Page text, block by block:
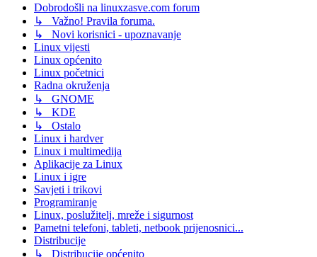
Dobrodošli na linuxzasve.com forum
↳ Važno! Pravila foruma.
↳ Novi korisnici - upoznavanje
Linux vijesti
Linux općenito
Linux početnici
Radna okruženja
↳ GNOME
↳ KDE
↳ Ostalo
Linux i hardver
Linux i multimedija
Aplikacije za Linux
Linux i igre
Savjeti i trikovi
Programiranje
Linux, poslužitelj, mreže i sigurnost
Pametni telefoni, tableti, netbook prijenosnici...
Distribucije
↳ Distribucije općenito